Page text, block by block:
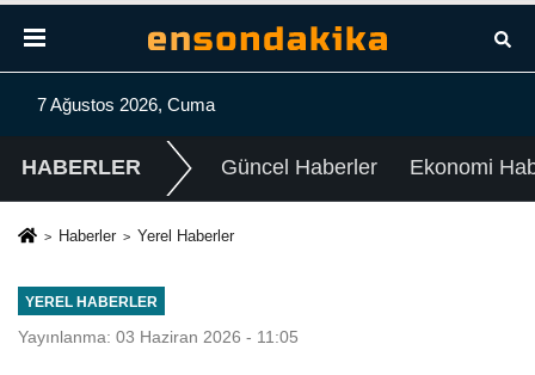
7 Ağustos 2026, Cuma
HABERLER Güncel Haberler Ekonomi
Haberler Yerel Haberler
YEREL HABERLER
Yayınlanma: 03 Haziran 2026 - 11:05